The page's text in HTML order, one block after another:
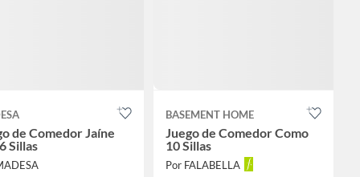
de Comedor Jaíne
Sillas
BASEMENT HOME
Juego de Comedor Como
10 Sillas
Por FALABELLA